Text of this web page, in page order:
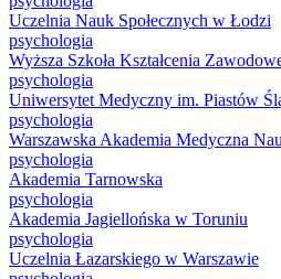
Uczelnia Nauk Społecznych w Łodzi
psychologia
Wyższa Szkoła Kształcenia
psychologia
Uniwersytet Medyczny im. Piastów
psychologia
Warszawska Akademia Medyczna
psychologia
Akademia Tarnowska
psychologia
Akademia Jagiellońska w Toruniu
psychologia
Uczelnia Łazarskiego w Warszawie